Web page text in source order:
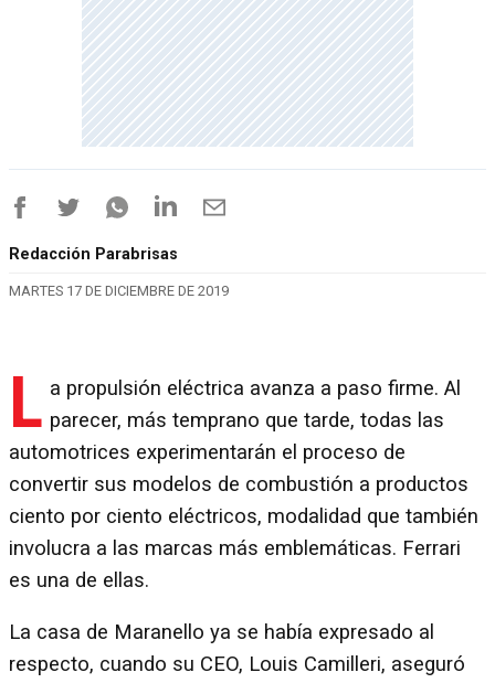
Redacción Parabrisas
MARTES 17 DE DICIEMBRE DE 2019
L a propulsión eléctrica avanza a paso firme. Al
parecer, más temprano que tarde, todas las
automotrices experimentarán el proceso de
convertir sus modelos de combustión a productos
ciento por ciento eléctricos, modalidad que también
involucra a las marcas más emblemáticas. Ferrari
es una de ellas.
La casa de Maranello ya se había expresado al
respecto, cuando su CEO, Louis Camilleri, aseguró